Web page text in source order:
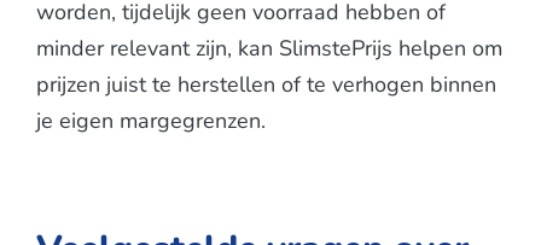
worden, tijdelijk geen voorraad hebben of
minder relevant zijn, kan SlimstePrijs helpen om
prijzen juist te herstellen of te verhogen binnen
je eigen margegrenzen.